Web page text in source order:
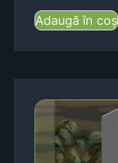
Adaugă în coș